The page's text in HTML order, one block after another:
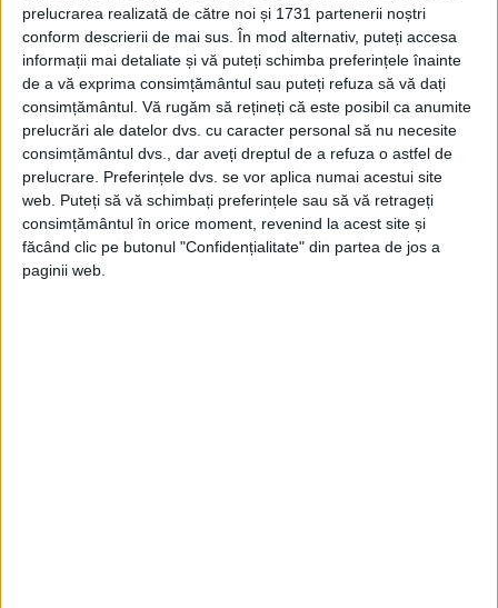
prelucrarea realizată de către noi și 1731 partenerii noștri
conform descrierii de mai sus. În mod alternativ, puteți accesa
informații mai detaliate și vă puteți schimba preferințele înainte
de a vă exprima consimțământul sau puteți refuza să vă dați
consimțământul. Vă rugăm să rețineți că este posibil ca anumite
prelucrări ale datelor dvs. cu caracter personal să nu necesite
consimțământul dvs., dar aveți dreptul de a refuza o astfel de
prelucrare. Preferințele dvs. se vor aplica numai acestui site
web. Puteți să vă schimbați preferințele sau să vă retrageți
consimțământul în orice moment, revenind la acest site și
făcând clic pe butonul "Confidențialitate" din partea de jos a
paginii web.
ARTICOLE ONLINE
Când se însoară premierul Majestății Sale. Scandalurile în
care a fost implicat
Invitaţiile de nuntă au fost trimise de premierul britanic Boris
Johnson şi de logodnica sa, Carrie...